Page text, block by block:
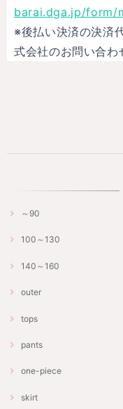
barai.dga.jp/form/
※後払い決済の決済
式会社のお問い合わ
～90
100～130
140～160
outer
tops
pants
one-piece
skirt